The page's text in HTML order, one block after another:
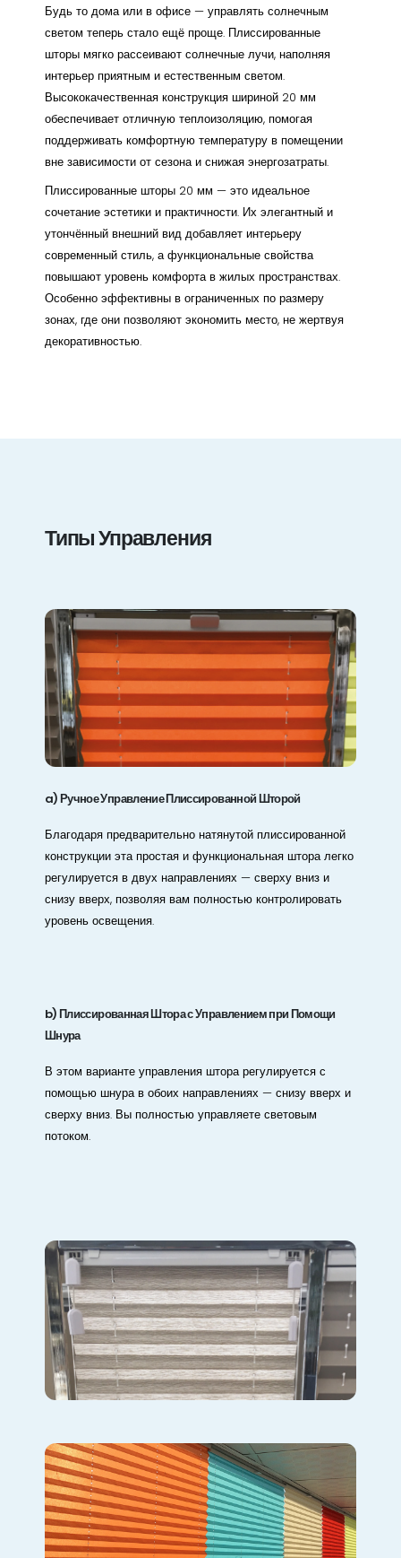
Будь то дома или в офисе — управлять солнечным
светом теперь стало ещё проще. Плиссированные
шторы мягко рассеивают солнечные лучи, наполняя
интерьер приятным и естественным светом.
Высококачественная конструкция шириной 20 мм
обеспечивает отличную теплоизоляцию, помогая
поддерживать комфортную температуру в помещении
вне зависимости от сезона и снижая энергозатраты.
Плиссированные шторы 20 мм — это идеальное
сочетание эстетики и практичности. Их элегантный и
утончённый внешний вид добавляет интерьеру
современный стиль, а функциональные свойства
повышают уровень комфорта в жилых пространствах.
Особенно эффективны в ограниченных по размеру
зонах, где они позволяют экономить место, не жертвуя
декоративностью.
Типы Управления
a) Ручное Управление Плиссированной Шторой
Благодаря предварительно натянутой плиссированной
конструкции эта простая и функциональная штора легко
регулируется в двух направлениях — сверху вниз и
снизу вверх, позволяя вам полностью контролировать
уровень освещения.
b) Плиссированная Штора с Управлением при Помощи
Шнура
В этом варианте управления штора регулируется с
помощью шнура в обоих направлениях — снизу вверх и
сверху вниз. Вы полностью управляете световым
потоком.